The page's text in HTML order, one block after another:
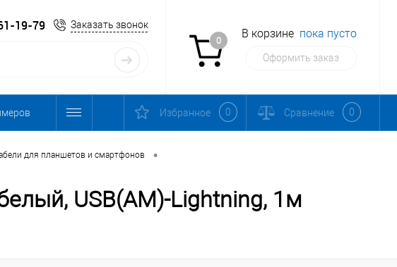
19-79 Заказать звонок
0
В корзине пока пусто
Оформить заказ
Избранное 0 Сравнение 0
для планшетов и смартфонов •
USB(AM)-Lightning, 1м